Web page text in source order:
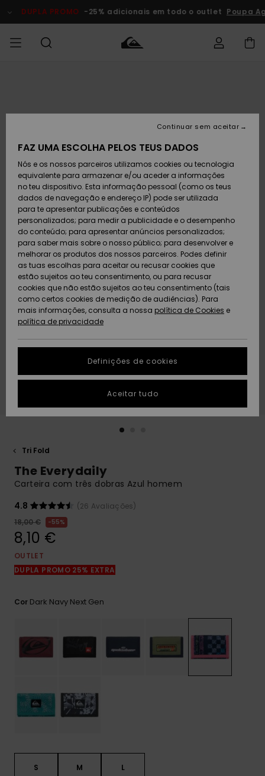
do
DUPLA PROMO -25% adicionais em todo o outlet Poupa
Calçado e
chinelos
Surfe/água
Snow
Artigos
recém-
chegados
Coleções
MENINO
Calçado e
chinelos
Surfe/água
Neve
Artigos
recém-
chegados
Highlights
MULHER
chegados
Highlights
Snow
SURF
Crianças
Highlights
Community
SNOW
Artigos
Criança
Snow Shop
Feminino
Highlights
Community
DUPLA
PROMO
Criança
Outlet
Mulher
AJUDA
Devoluções
Pagamento
Cartão
presente
Quiksilver
Freedom
Protecção de
dados
Guia de
tamanhos
conversa para
obteres a
resposta mais
rápida à tua
conversa
respostas
para as
formulário de
contacto.
SUSTAINABILITY
PRESENTE
DESEJO
Tri Fold
The Everydaily
Carteira com três dobras Azul homem
4.8
(26 Avaliações)
18,00 €
55%
8,10 €
OUTLET
DUPLA PROMO 25% EXTRA
Cor Dark Navy Next Gen
S M L
FAZ UMA ESCOLHA PELOS TEUS DADOS
Nós e os nossos parceiros utilizamos cookies ou tecnologia
equivalente para armazenar e/ou aceder a informações
no teu dispositivo. Esta informação pessoal (como os teus
dados de navegação e endereço IP) pode ser utilizada
para te apresentar publicações e conteúdos
personalizados; para medir a publicidade e o desempenho
do conteúdo; para apresentar anúncios personalizados;
para saber mais sobre o nosso público; para desenvolver e
melhorar os produtos dos nossos parceiros. Podes definir
as tuas escolhas para aceitar ou recusar cookies que
estão sujeitos ao teu consentimento, ou para recusar
cookies que não estão sujeitos ao teu consentimento (tais
como certos cookies de medição de audiências). Para
mais informações, consulta a nossa política de Cookies e
política de privacidade
Definições de cookies
Continuar sem aceitar
Aceitar tudo